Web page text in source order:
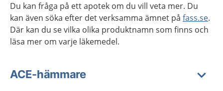
Du kan fråga på ett apotek om du vill veta mer. Du
kan även söka efter det verksamma ämnet på fass.se.
Där kan du se vilka olika produktnamn som finns och
läsa mer om varje läkemedel.
ACE-hämmare